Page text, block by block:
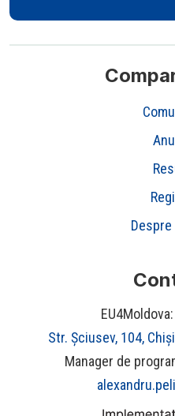
Str. Șciusev, 104,
Manager de